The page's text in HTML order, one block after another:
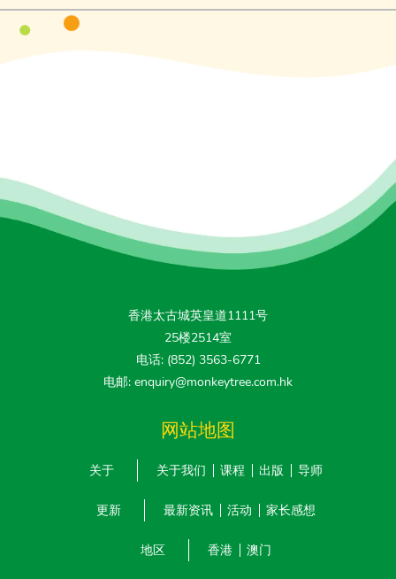
香港太古城英皇道1111号
25楼2514室
电话: (852) 3563-6771
电邮: enquiry@monkeytree.com.hk
网站地图
关于 关于我们 课程 出版 导师
更新 最新资讯 活动 家长感想
地区 香港 澳门